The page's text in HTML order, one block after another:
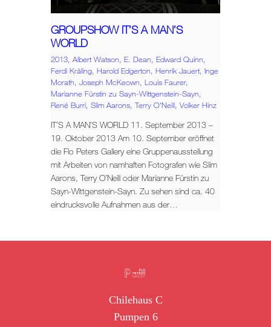
GROUPSHOW IT’S A MAN’S
WORLD
2013, Albert Watson, E. Dean, Edward Quinn,
Ferdi Kräling, Harold Edgerton, Henrik Jauert, Inge
Morath, Joseph McKeown, Louis Faurer,
Marianne Fürstin zu Sayn-Wittgenstein-Sayn,
René Burri, Slim Aarons,Terry O'Neill, Volker Hinz
IT’S A MAN’S WORLD 11. September 2013 –
19. Oktober 2013 Am 10. September eröffnet
die Flo Peters Gallery eine Gruppenausstellung
mit Arbeiten von namhaften Fotografen wie Slim
Aarons, Terry O’Neill oder Marianne Fürstin zu
Sayn-Wittgenstein-Sayn. Zu sehen sind ca. 40
eindrucksvolle Aufnahmen aus der…
Chilehaus C
Pumpen 6